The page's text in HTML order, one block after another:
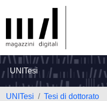
UNITesi
UNITesi
Tesi di dottorato